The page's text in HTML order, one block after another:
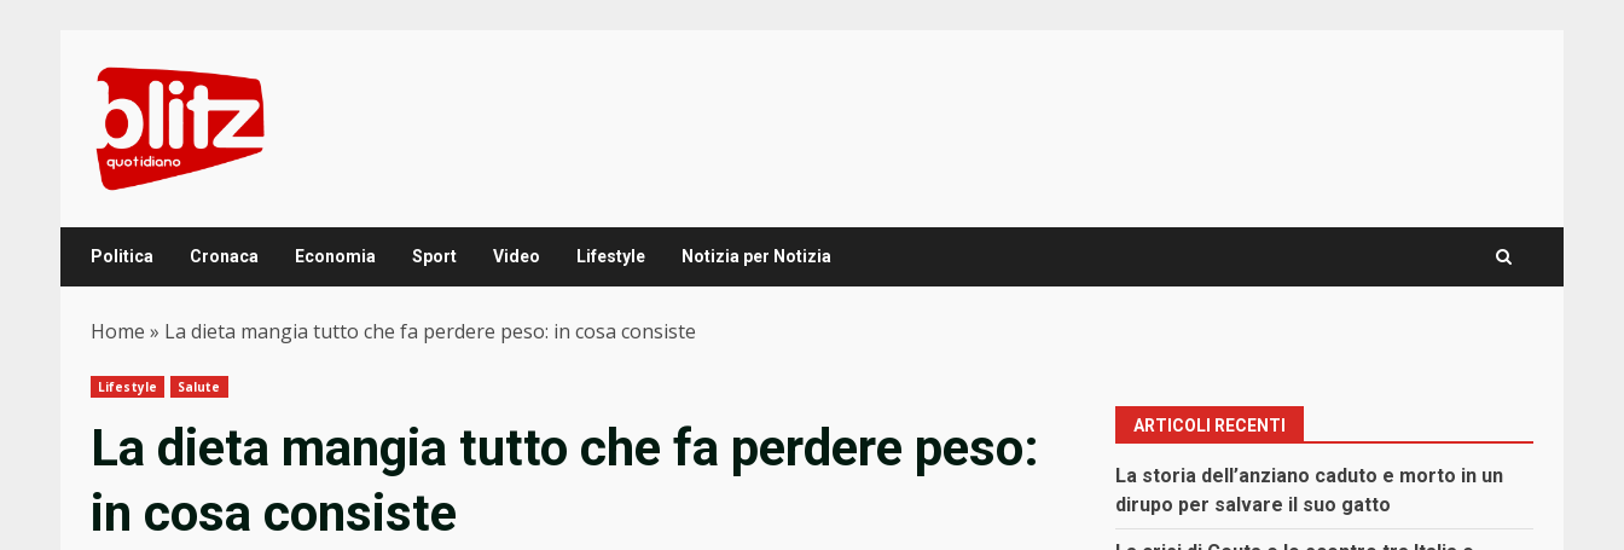
content
Politica Cronaca Economia Sport Video Lifestyle Notizia per Notizia
Home » La dieta mangia tutto che fa perdere peso: in cosa consiste
Lifestyle Salute
La dieta mangia tutto che fa perdere peso:
in cosa consiste
ARTICOLI RECENTI
La storia dell’anziano caduto e morto in un
dirupo per salvare il suo gatto